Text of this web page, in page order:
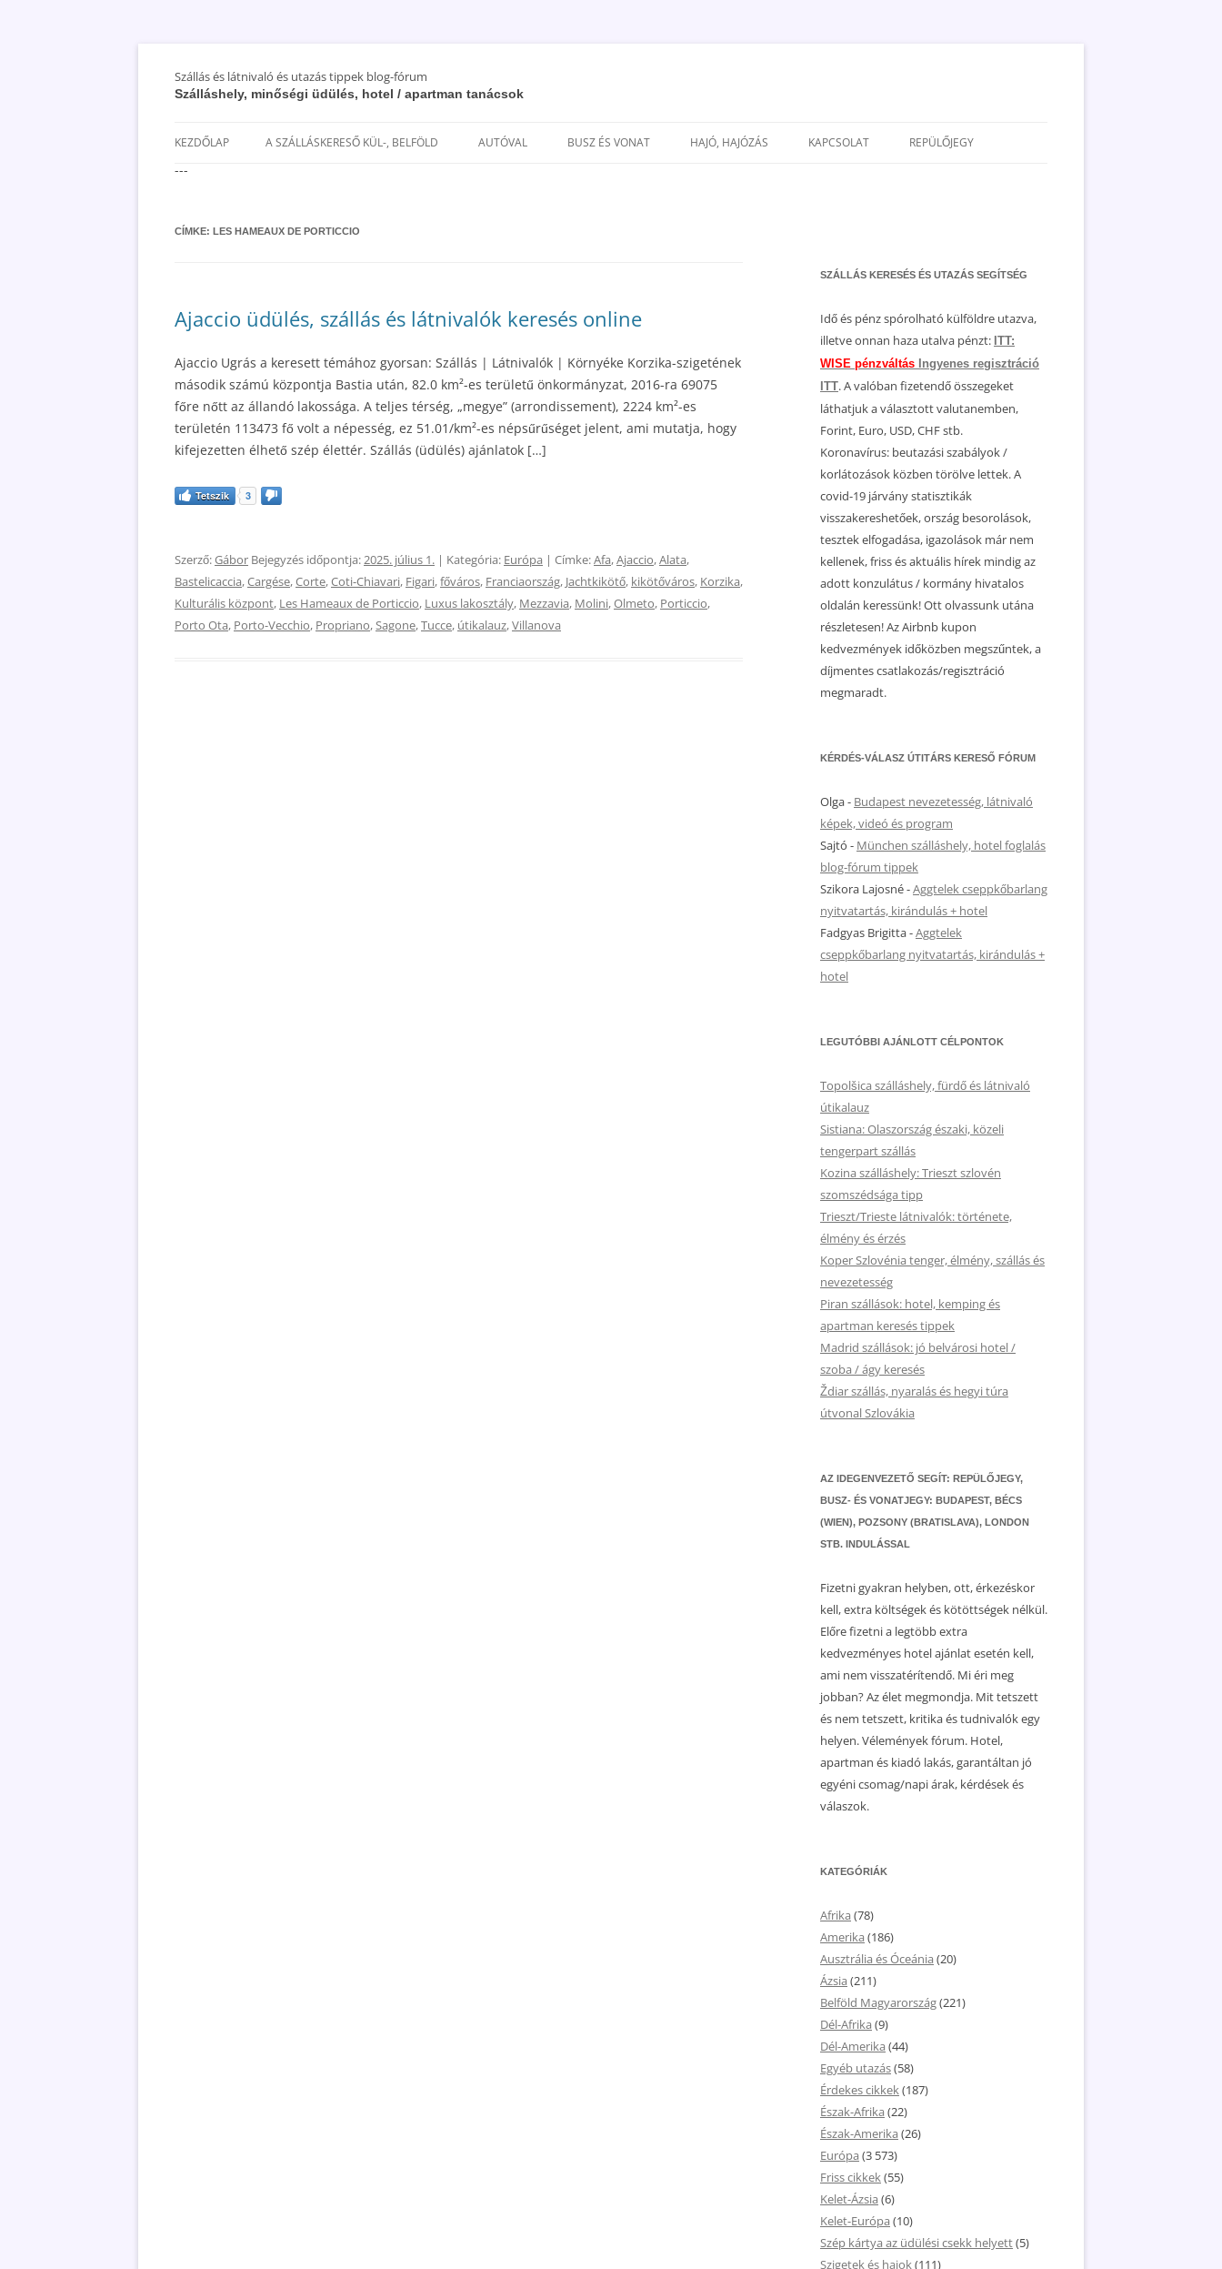
Szállás és látnivaló és utazás tippek blog-fórum
Szálláshely, minőségi üdülés, hotel / apartman tanácsok
a
KEZDŐLAP A SZÁLLÁSKERESŐ KÜL-, BELFÖLD AUTÓVAL BUSZ ÉS VONAT HAJÓ, HAJÓZÁS KAPCSOLAT REPÜLŐJEGY
---
CÍMKE: LES HAMEAUX DE PORTICCIO
Ajaccio üdülés, szállás és látnivalók keresés online
Ajaccio Ugrás a keresett témához gyorsan: Szállás | Látnivalók | Környéke Korzika-szigetének
második számú központja Bastia után, 82.0 km²-es területű önkormányzat, 2016-ra 69075
főre nőtt az állandó lakossága. A teljes térség, „megye” (arrondissement), 2224 km²-es
területén 113473 fő volt a népesség, ez 51.01/km²-es népsűrűséget jelent, ami mutatja, hogy
kifejezetten élhető szép élettér. Szállás (üdülés) ajánlatok […]
Tetszik 3
Szerző:Gábor Bejegyzés időpontja:2025. július 1. | Kategória: Európa | Címke:Afa,Ajaccio,Alata,
Bastelicaccia,Cargése,Corte,Coti-Chiavari, Figari,főváros, Franciaország, Jachtkikötő, kikötőváros, Korzika,
Kulturális központ, Les Hameaux de Porticcio, Luxus lakosztály, Mezzavia, Molini,Olmeto, Porticcio,
Porto Ota, Porto-Vecchio, Propriano,Sagone,Tucce, útikalauz,Villanova
SZÁLLÁS KERESÉS ÉS UTAZÁS SEGÍTSÉG
Idő és pénz spórolható külföldre utazva,
illetve onnan haza utalva pénzt: ITT:
WISE pénzváltás Ingyenes regisztráció
ITT. A valóban fizetendő összegeket
láthatjuk a választott valutanemben,
Forint, Euro, USD, CHF stb.
Koronavírus: beutazási szabályok /
korlátozások közben törölve lettek. A
covid-19 járvány statisztikák
visszakereshetőek, ország besorolások,
tesztek elfogadása, igazolások már nem
kellenek, friss és aktuális hírek mindig az
adott konzulátus / kormány hivatalos
oldalán keressünk! Ott olvassunk utána
részletesen! Az Airbnb kupon
kedvezmények időközben megszűntek, a
díjmentes csatlakozás/regisztráció
megmaradt.
KÉRDÉS-VÁLASZ ÚTITÁRS KERESŐ FÓRUM
Olga- Budapest nevezetesség, látnivaló
képek, videó és program
Sajtó - München szálláshely, hotel foglalás
blog-fórum tippek
Szikora Lajosné-Aggtelek cseppkőbarlang
nyitvatartás, kirándulás + hotel
Fadgyas Brigitta-Aggtelek
cseppkőbarlang nyitvatartás, kirándulás +
hotel
LEGUTÓBBI AJÁNLOTT CÉLPONTOK
Topolšica szálláshely, fürdő és látnivaló
útikalauz
Sistiana: Olaszország északi, közeli
tengerpart szállás
Kozina szálláshely: Trieszt szlovén
szomszédsága tipp
Trieszt/Trieste látnivalók: története,
élmény és érzés
Koper Szlovénia tenger, élmény, szállás és
nevezetesség
Piran szállások: hotel, kemping és
apartman keresés tippek
Madrid szállások: jó belvárosi hotel /
szoba / ágy keresés
Ždiar szállás, nyaralás és hegyi túra
útvonal Szlovákia
AZ IDEGENVEZETŐ SEGÍT: REPÜLŐJEGY,
BUSZ- ÉS VONATJEGY: BUDAPEST, BÉCS
(WIEN), POZSONY (BRATISLAVA), LONDON
STB. INDULÁSSAL
Fizetni gyakran helyben, ott, érkezéskor
kell, extra költségek és kötöttségek nélkül.
Előre fizetni a legtöbb extra
kedvezményes hotel ajánlat esetén kell,
ami nem visszatérítendő. Mi éri meg
jobban? Az élet megmondja. Mit tetszett
és nem tetszett, kritika és tudnivalók egy
helyen. Vélemények fórum. Hotel,
apartman és kiadó lakás, garantáltan jó
egyéni csomag/napi árak, kérdések és
válaszok.
KATEGÓRIÁK
Afrika (78)
Amerika (186)
Ausztrália és Óceánia (20)
Ázsia (211)
Belföld Magyarország(221)
Dél-Afrika (9)
Dél-Amerika (44)
Egyéb utazás(58)
Érdekes cikkek(187)
Észak-Afrika (22)
Észak-Amerika (26)
Európa (3 573)
Friss cikkek(55)
Kelet-Ázsia (6)
Kelet-Európa (10)
Szép kártya az üdülési csekk helyett(5)
Szigetek és hajok(111)